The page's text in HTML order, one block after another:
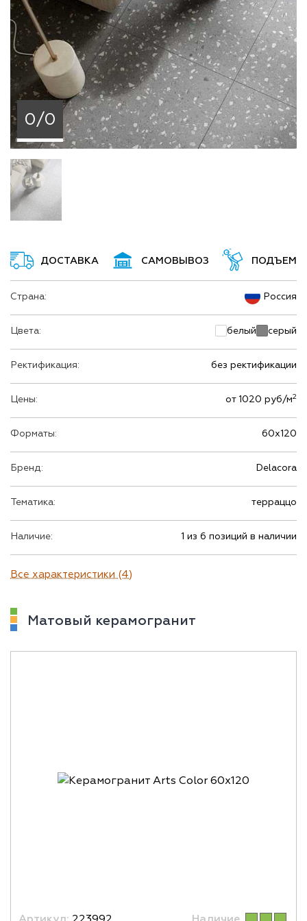
0/0
ДОСТАВКА САМОВЫВОЗ ПОДЪЕМ
Страна: Россия
Цвета: белый серый
Ректификация: без ректификации
Цены: от 1020 руб/м2
Форматы: 60х120
Бренд: Delacora
Тематика: терраццо
Наличие: 1 из 6 позиций в наличии
Все характеристики (4)
Матовый керамогранит